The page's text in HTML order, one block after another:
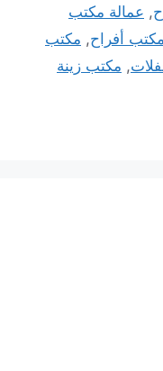
, عمالة مكتب
مكتب أفراح, مكتب
, مكتب زينة